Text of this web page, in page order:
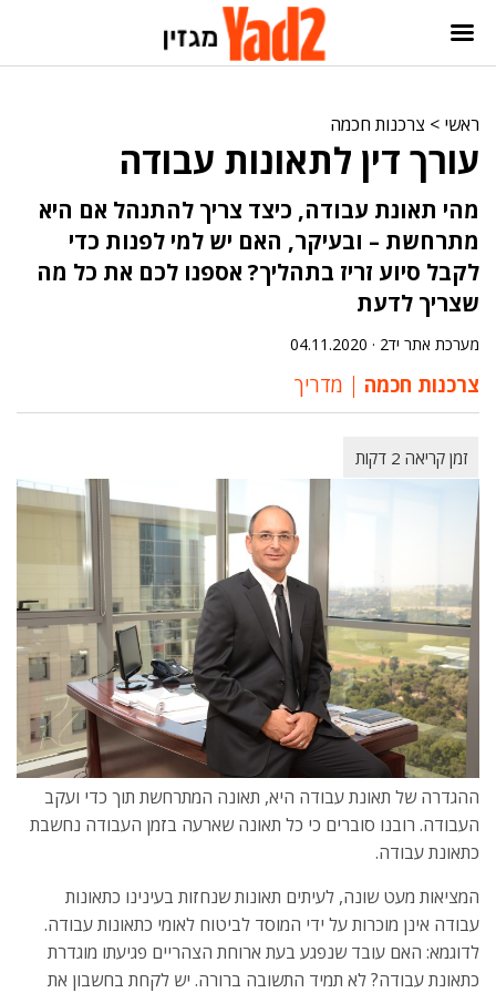
ראשי > צרכנות חכמה
עורך דין לתאונות עבודה
מהי תאונת עבודה, כיצד צריך להתנהל אם היא
מתרחשת – ובעיקר, האם יש למי לפנות כדי
לקבל סיוע זריז בתהליך? אספנו לכם את כל מה
שצריך לדעת
מערכת אתר יד2 · 04.11.2020
צרכנות חכמה מדריך
ההגדרה של תאונת עבודה היא, תאונה המתרחשת תוך כדי ועקב
העבודה. רובנו סוברים כי כל תאונה שארעה בזמן העבודה נחשבת
כתאונת עבודה.
המציאות מעט שונה, לעיתים תאונות שנחזות בעינינו כתאונות
עבודה אינן מוכרות על ידי המוסד לביטוח לאומי כתאונות עבודה.
לדוגמא: האם עובד שנפגע בעת ארוחת הצהריים פגיעתו מוגדרת
כתאונת עבודה? לא תמיד התשובה ברורה. יש לקחת בחשבון את